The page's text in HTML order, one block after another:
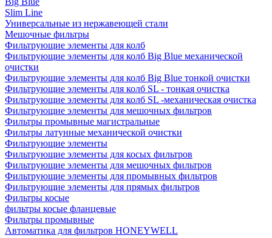
Slim Line
Универсальные из нержавеющей стали
Мешочные фильтры
Фильтрующие элементы для колб
Фильтрующие элементы для колб Big Blue механической
очистки
Фильтрующие элементы для колб Big Blue тонкой очистки
Фильтрующие элементы для колб SL - тонкая очистка
Фильтрующие элементы для колб SL -механическая очистка
Фильтрующие элементы для мешочных фильтров
Фильтры промывные магистральные
Фильтры латунные механической очистки
Фильтрующие элементы
Фильтрующие элементы для косых фильтров
Фильтрующие элементы для мешочных фильтров
Фильтрующие элементы для промывных фильтров
Фильтрующие элементы для прямых фильтров
Фильтры косые
фильтры косые фланцевые
Фильтры промывные
Автоматика для фильтров HONEYWELL